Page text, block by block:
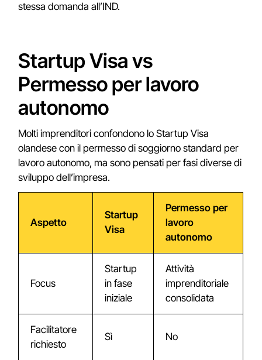
stessa domanda all’IND.
Startup Visa vs
Permesso per lavoro
autonomo
Molti imprenditori confondono lo Startup Visa
olandese con il permesso di soggiorno standard per
lavoro autonomo, ma sono pensati per fasi diverse di
sviluppo dell’impresa.
Aspetto
Startup
Visa
Permesso per
lavoro
autonomo
Focus
Startup
in fase
iniziale
Attività
imprenditoriale
consolidata
Facilitatore
richiesto
Sì No